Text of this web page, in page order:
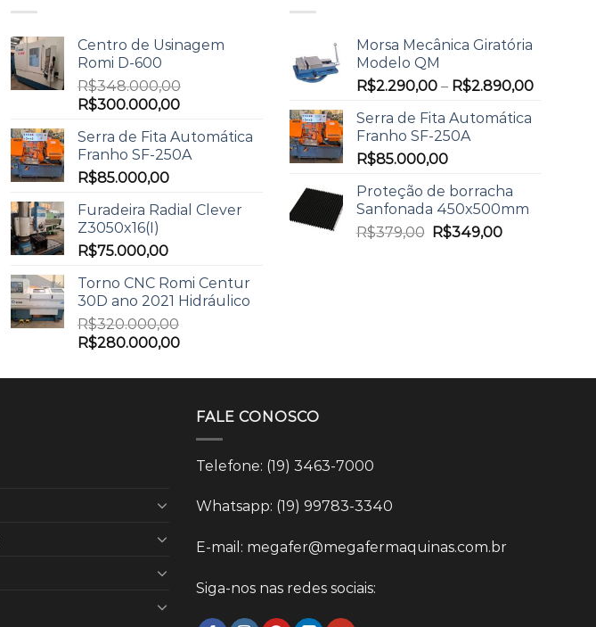
Centro de Usinagem
Romi D-600
R$348.000,00
R$300.000,00
Serra de Fita Automática
Franho SF-250A
R$85.000,00
Furadeira Radial Clever
Z3050x16(I)
R$75.000,00
Torno CNC Romi Centur
30D ano 2021 Hidráulico
R$320.000,00
R$280.000,00
Morsa Mecânica Giratória
Modelo QM
R$2.290,00– R$2.890,00
Serra de Fita Automática
Franho SF-250A
R$85.000,00
Proteção de borracha
Sanfonada 450x500mm
R$379,00 R$349,00
FALE CONOSCO
Telefone: (19) 3463-7000
Whatsapp: (19) 99783-3340
E-mail: megafer@megafermaquinas.com.br
Siga-nos nas redes sociais: